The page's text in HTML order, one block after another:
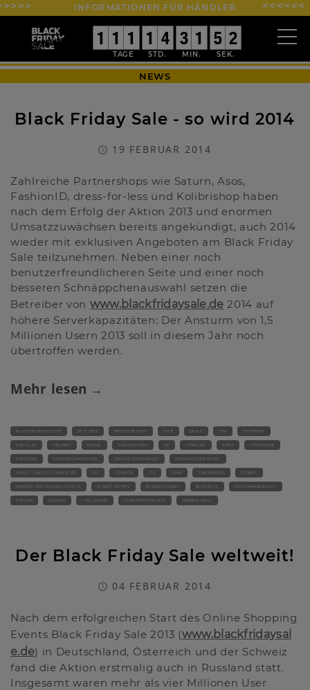
INFORMATIONEN FÜR HÄNDLER
0
0
1
1 0
0
1
1 0
0
1
1 0
0
1
1 0
0
4
4 0
0
3
3 0
0
1
1 0
0
5
5 2
1
1
NEWS
Black Friday Sale - so wird 2014
19 FEBRUAR 2014
Zahlreiche Partnershops wie Saturn, Asos,
FashionID, dress-for-less und Kolibrishop haben
nach dem Erfolg der Aktion 2013 und enormen
Umsatzzuwächsen bereits angekündigt, auch 2014
wieder mit exklusiven Angeboten am Black Friday
Sale teilzunehmen. Neben einer noch
benutzerfreundlicheren Seite und einer noch
besseren Schnäppchenauswahl setzen die
Betreiber von www.blackfridaysale.de 2014 auf
höhere Serverkapazitäten: Der Ansturm von 1,5
Millionen Usern 2013 soll in diesem Jahr noch
übertroffen werden.
Mehr lesen
BLACKFRIDAYSALE.DE 29.11.2013 PREISSCHLACHT SALE DEALS USA SHOPPING
DOUGLAS TRIUMPH DIESEL ONLINESHOPS HP SAMSUNG SONY GESCHENKE
GROUPON SHOPPINGMARATHON ONLINE-AUSVERKAUF WEIHNACHTEN REISE-
HOTEL- UND FLUGANBIETER TUI CONDOR ITS JAHN TJAEREBORG DORINT
MARRIOT UND RAMADA HOTELS PLANET SPORTS RUNNERS POINT RUNTASTIC SPORTNAHRUNG.AT.
SATURN LENOVO 1 MILLIONEN SCHNÄPPCHENJAGD WERBER GRILL
Der Black Friday Sale weltweit!
04 FEBRUAR 2014
Nach dem erfolgreichen Start des Online Shopping
Events Black Friday Sale 2013 (www.blackfridaysal
e.de) in Deutschland, Österreich und der Schweiz
fand die Aktion erstmalig auch in Russland statt.
Insgesamt waren mehr als vier Millionen User